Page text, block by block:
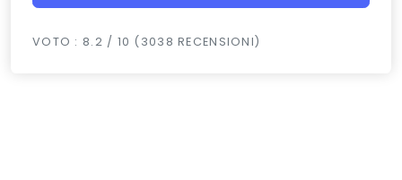
VOTO : 8.2 / 10 (3038 RECENSIONI)